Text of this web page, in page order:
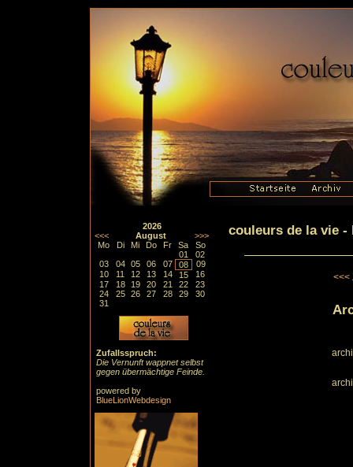
2026
<<<
August
>>>
Mo
Di Mi Do Fr Sa
So
01
02
03
04 05 06 07 08
09
10
11 12 13 14 15
16
17
18 19 20 21 22
23
24
25 26 27 28 29
30
31
Zufallsspruch:
Die Vernunft wappnet selbst
gegen übermächtige Feinde.
powered by
BlueLionWebdesign
couleurs de la vie
<<<